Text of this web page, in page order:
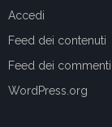
Accedi
Feed dei contenuti
Feed dei commenti
WordPress.org